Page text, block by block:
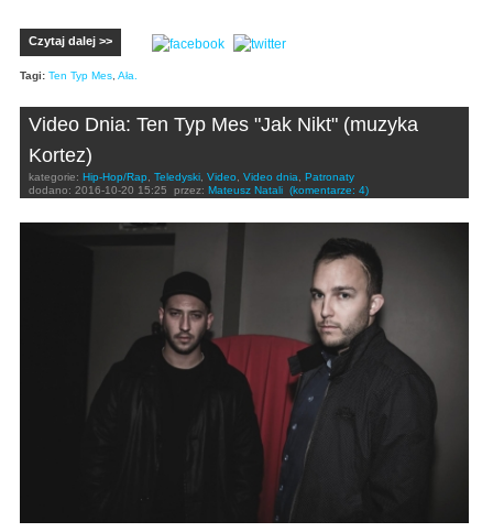
Czytaj dalej >>
Tagi: Ten Typ Mes, Ała.
Video Dnia: Ten Typ Mes "Jak Nikt" (muzyka
Kortez)
kategorie: Hip-Hop/Rap, Teledyski, Video, Video dnia, Patronaty
dodano: 2016-10-20 15:25 przez: Mateusz Natali (komentarze: 4)